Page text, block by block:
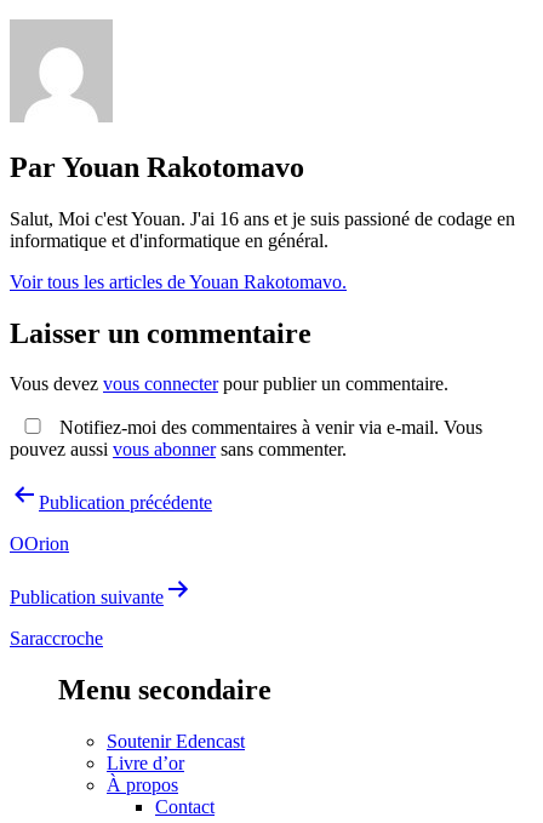
Par Youan Rakotomavo
Salut, Moi c'est Youan. J'ai 16 ans et je suis passioné de codage en
informatique et d'informatique en général.
Voir tous les articles de Youan Rakotomavo.
Laisser un commentaire
Vous devez vous connecterpour publier un commentaire.
Notifiez-moi des commentaires à venir via e-mail. Vous
pouvez aussi vous abonnersans commenter.
Navigation
l’article
Publication précédente
OOrion
Publication suivante
Saraccroche
Menu secondaire
Soutenir Edencast
Livre d’or
À propos
Contact